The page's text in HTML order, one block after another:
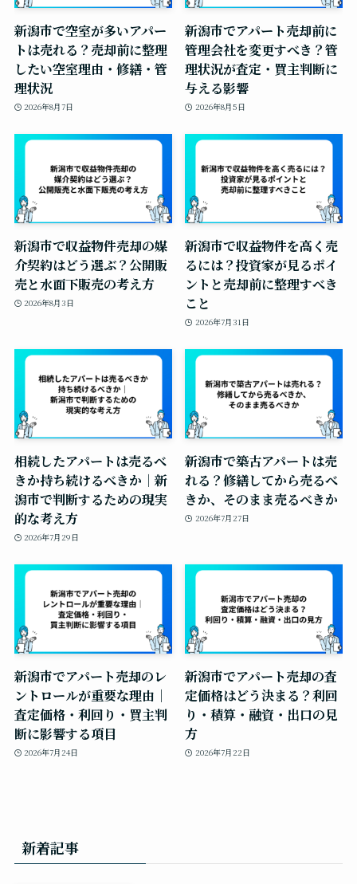
新潟市で空室が多いアパー
トは売れる？売却前に整理
したい空室理由・修繕・管
理状況
2026年8月7日
新潟市でアパート売却前に
管理会社を変更すべき？管
理状況が査定・買主判断に
与える影響
2026年8月5日
新潟市で収益物件売却の媒
介契約はどう選ぶ？公開販
売と水面下販売の考え方
2026年8月3日
新潟市で収益物件を高く売
るには？投資家が見るポイ
ントと売却前に整理すべき
こと
2026年7月31日
相続したアパートは売るべ
きか持ち続けるべきか｜新
潟市で判断するための現実
的な考え方
2026年7月29日
新潟市で築古アパートは売
れる？修繕してから売るべ
きか、そのまま売るべきか
2026年7月27日
新潟市でアパート売却のレ
ントロールが重要な理由｜
査定価格・利回り・買主判
断に影響する項目
2026年7月24日
新潟市でアパート売却の査
定価格はどう決まる？利回
り・積算・融資・出口の見
方
2026年7月22日
新着記事